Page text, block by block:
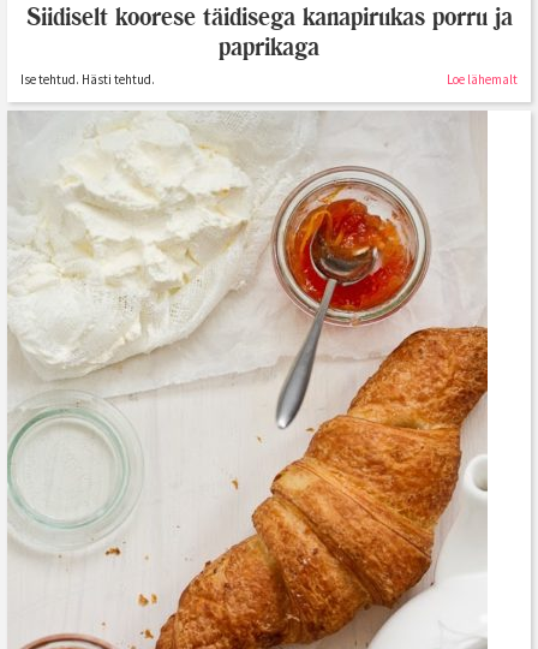
Siidiselt koorese täidisega kanapirukas porru ja
paprikaga
Ise tehtud. Hästi tehtud. Loe lähemalt